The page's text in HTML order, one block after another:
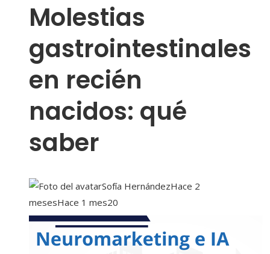
Molestias
gastrointestinales
en recién
nacidos: qué
saber
Sofía HernándezHace 2
mesesHace 1 mes20